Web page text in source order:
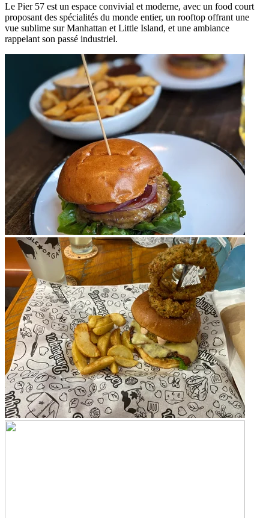
Le Pier 57 est un espace convivial et moderne, avec un food court
proposant des spécialités du monde entier, un rooftop offrant une
vue sublime sur Manhattan et Little Island, et une ambiance
rappelant son passé industriel.